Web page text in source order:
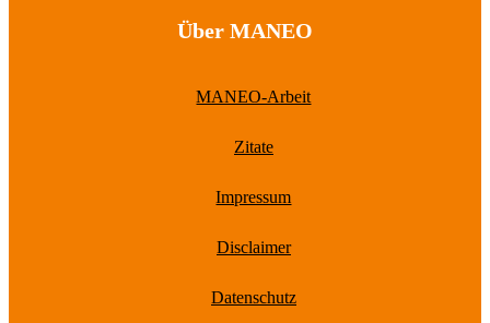
Über MANEO
MANEO-Arbeit
Zitate
Impressum
Disclaimer
Datenschutz